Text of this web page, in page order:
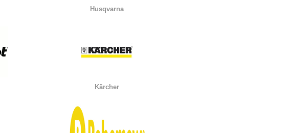
Husqvarna
Kärcher